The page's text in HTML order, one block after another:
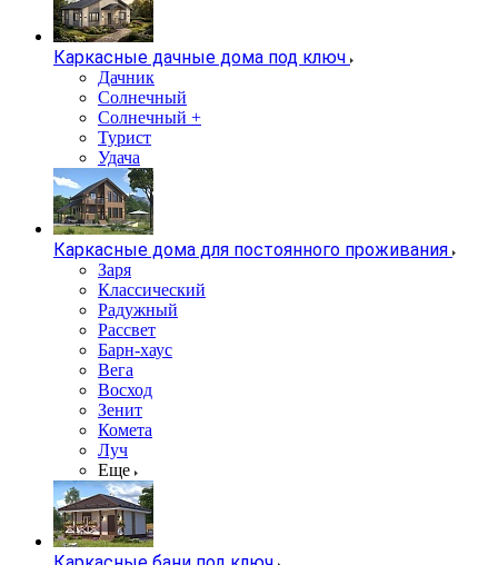
Каркасные дачные дома под ключ
Дачник
Солнечный
Солнечный +
Турист
Удача
Каркасные дома для постоянного проживания
Заря
Классический
Радужный
Рассвет
Барн-хаус
Вега
Восход
Зенит
Комета
Луч
Еще